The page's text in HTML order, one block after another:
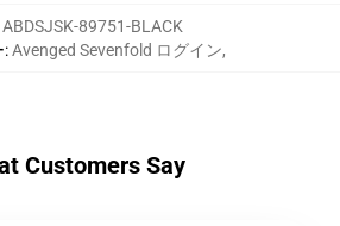
ABDSJSK-89751-BLACK
:Avenged Sevenfold ログイン,
Customers Say